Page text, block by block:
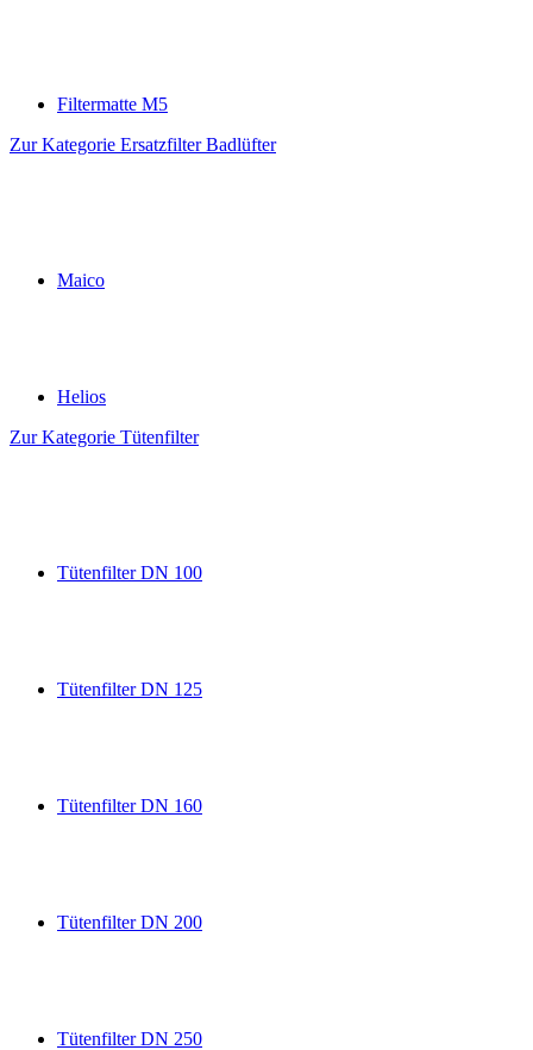
Filtermatte M5
Zur Kategorie Ersatzfilter Badlüfter
Maico
Helios
Zur Kategorie Tütenfilter
Tütenfilter DN 100
Tütenfilter DN 125
Tütenfilter DN 160
Tütenfilter DN 200
Tütenfilter DN 250